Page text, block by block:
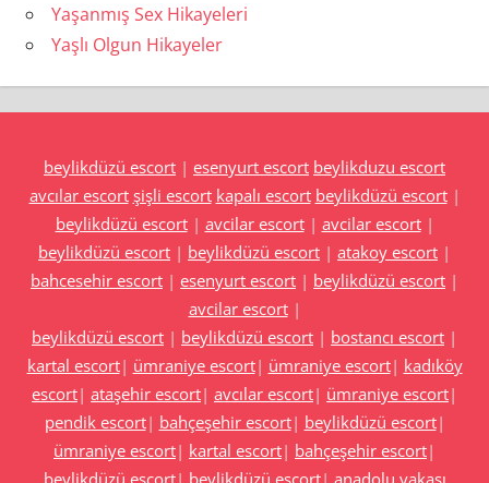
Yaşanmış Sex Hikayeleri
Yaşlı Olgun Hikayeler
beylikdüzü escort | esenyurt escort beylikduzu escort
avcılar escort şişli escort kapalı escort beylikdüzü escort|
beylikdüzü escort| avcilar escort| avcilar escort|
beylikdüzü escort | beylikdüzü escort | atakoy escort |
bahcesehir escort | esenyurt escort | beylikdüzü escort |
avcilar escort|
beylikdüzü escort | beylikdüzü escort | bostancı escort |
kartal escort| ümraniye escort| ümraniye escort| kadıköy
escort| ataşehir escort| avcılar escort| ümraniye escort|
pendik escort| bahçeşehir escort| beylikdüzü escort|
ümraniye escort| kartal escort| bahçeşehir escort|